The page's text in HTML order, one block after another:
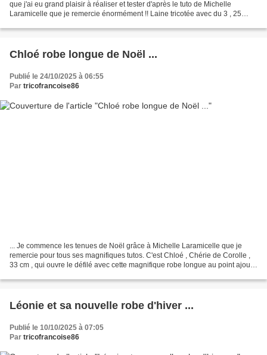
que j'ai eu grand plaisir à réaliser et tester d'après le tuto de Michelle
Laramicelle que je remercie énormément !! Laine tricotée avec du 3 , 25
Chloé robe longue de Noël ...
Publié le 24/10/2025 à 06:55
Par tricofrancoise86
... Je commence les tenues de Noël grâce à Michelle Laramicelle que je
remercie pour tous ses magnifiques tutos. C'est Chloé , Chérie de Corolle ,
33 cm , qui ouvre le défilé avec cette magnifique robe longue au point ajouré
Léonie et sa nouvelle robe d'hiver ...
Publié le 10/10/2025 à 07:05
Par tricofrancoise86